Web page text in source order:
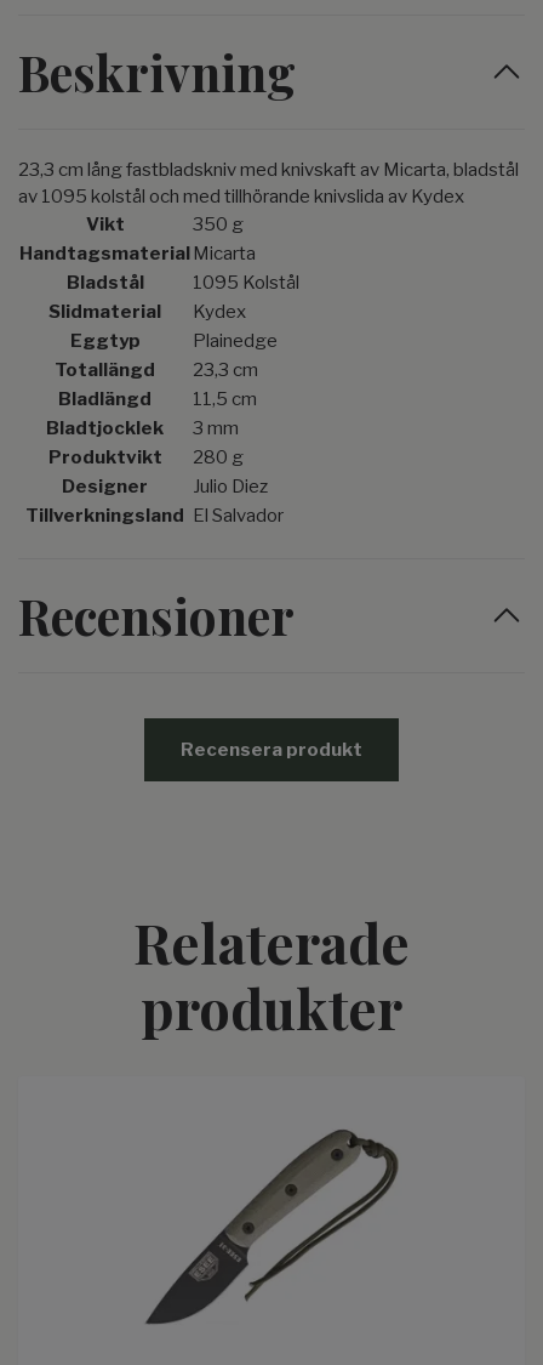
Beskrivning
23,3 cm lång fastbladskniv med knivskaft av Micarta, bladstål
av 1095 kolstål och med tillhörande knivslida av Kydex
Vikt
350 g
HandtagsmaterialMicarta
Bladstål
1095 Kolstål
Slidmaterial
Kydex
Eggtyp
Plainedge
Totallängd
23,3 cm
Bladlängd
11,5 cm
Bladtjocklek
3 mm
Produktvikt
280 g
Designer
Julio Diez
Tillverkningsland El Salvador
Recensioner
Recensera produkt
Relaterade
produkter